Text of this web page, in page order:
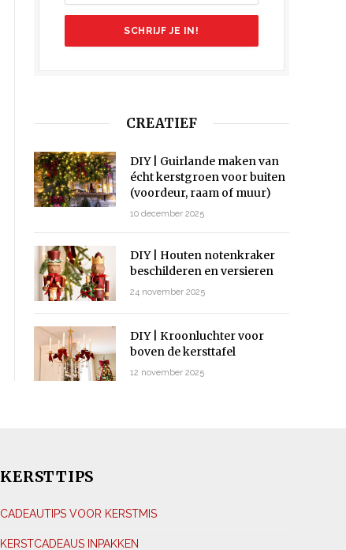
CREATIEF
DIY | Guirlande maken van
écht kerstgroen voor buiten
(voordeur, raam of muur)
10 december 2025
DIY | Houten notenkraker
beschilderen en versieren
24 november 2025
DIY | Kroonluchter voor
boven de kersttafel
12 november 2025
KERSTTIPS
CADEAUTIPS VOOR KERSTMIS
KERSTCADEAUS INPAKKEN